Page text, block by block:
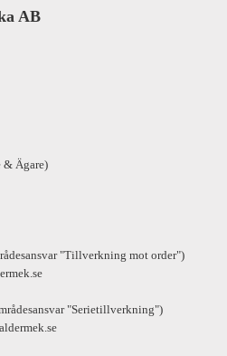
AB
Ägare)
"Tillverkning mot order")
"Serietillverkning")